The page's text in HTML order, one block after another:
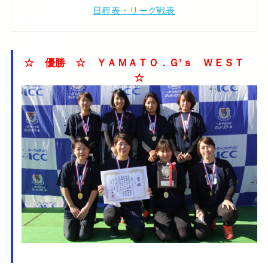
日程表・リーグ戦表
☆ 優勝 ☆ ＹＡＭＡＴＯ．Ｇ’ｓ ＷＥＳＴ
☆